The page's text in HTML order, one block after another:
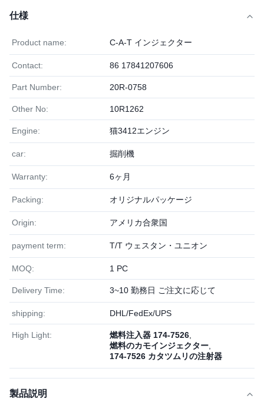
仕様
Product name: C-A-T インジェクター
Contact: 86 17841207606
Part Number: 20R-0758
Other No: 10R1262
Engine: 猫3412エンジン
car: 掘削機
Warranty: 6ヶ月
Packing: オリジナルパッケージ
Origin: アメリカ合衆国
payment term: T/T ウェスタン・ユニオン
MOQ: 1 PC
Delivery Time: 3~10 勤務日 ご注文に応じて
shipping: DHL/FedEx/UPS
High Light: 燃料注入器 174-7526
燃料のカモインジェクター
174-7526 カタツムリの注射器
製品説明